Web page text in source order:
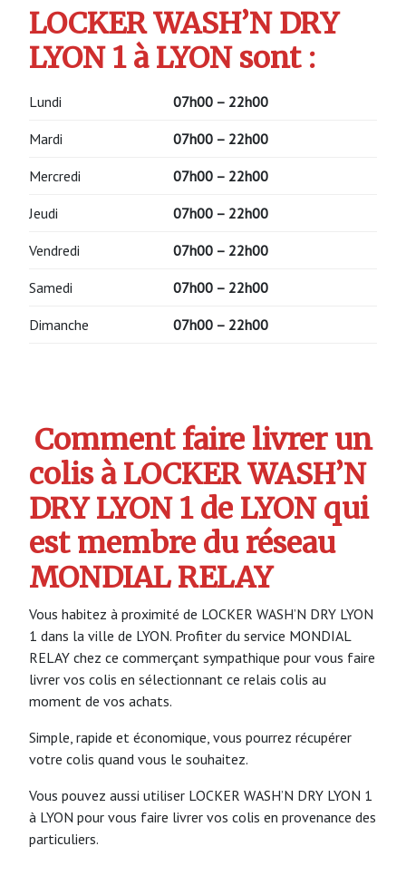
LOCKER WASH’N DRY
LYON 1 à LYON sont :
Lundi 07h00 – 22h00
Mardi 07h00 – 22h00
Mercredi 07h00 – 22h00
Jeudi 07h00 – 22h00
Vendredi 07h00 – 22h00
Samedi 07h00 – 22h00
Dimanche 07h00 – 22h00
Comment faire livrer un
colis à LOCKER WASH’N
DRY LYON 1 de LYON qui
est membre du réseau
MONDIAL RELAY
Vous habitez à proximité de LOCKER WASH’N DRY LYON
1 dans la ville de LYON. Profiter du service MONDIAL
RELAY chez ce commerçant sympathique pour vous faire
livrer vos colis en sélectionnant ce relais colis au
moment de vos achats.
Simple, rapide et économique, vous pourrez récupérer
votre colis quand vous le souhaitez.
Vous pouvez aussi utiliser LOCKER WASH’N DRY LYON 1
à LYON pour vous faire livrer vos colis en provenance des
particuliers.